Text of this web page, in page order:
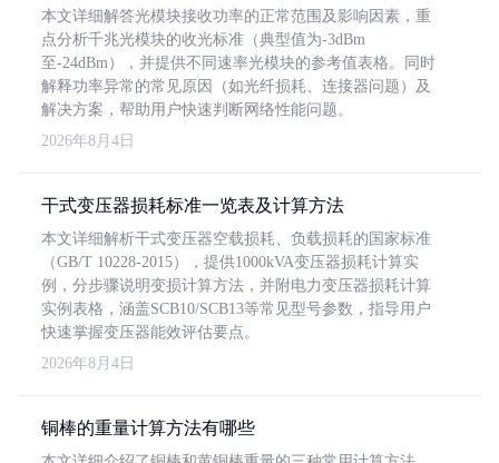
本文详细解答光模块接收功率的正常范围及影响因素，重
点分析千兆光模块的收光标准（典型值为-3dBm
至-24dBm），并提供不同速率光模块的参考值表格。同时
解释功率异常的常见原因（如光纤损耗、连接器问题）及
解决方案，帮助用户快速判断网络性能问题。
2026年8月4日
干式变压器损耗标准一览表及计算方法
本文详细解析干式变压器空载损耗、负载损耗的国家标准
（GB/T 10228-2015），提供1000kVA变压器损耗计算实
例，分步骤说明变损计算方法，并附电力变压器损耗计算
实例表格，涵盖SCB10/SCB13等常见型号参数，指导用户
快速掌握变压器能效评估要点。
2026年8月4日
铜棒的重量计算方法有哪些